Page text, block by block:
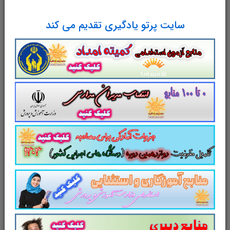
سایت پرتو یادگیری تقدیم می کند
جزوه آشنایی با موردکاوی ویژه
آزمون مشاغل کیفیت بخشی
بسته آموزشی آزمون عملی والیبال ویژه
مربی تربیت بدنی و سلامت - مربی امور
تربیتی و سبک زندگیمطابق با آخرین
اطلاعیه های ستاد ارزیابی تکمیلی آزمون
استخدامی مشاغل کیفیت بخشی